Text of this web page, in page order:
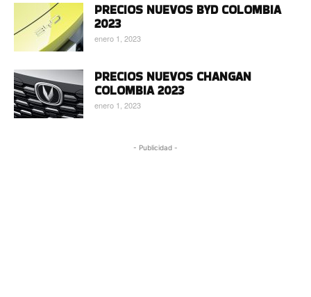
PRECIOS NUEVOS BYD COLOMBIA
2023
enero 1, 2023
PRECIOS NUEVOS CHANGAN
COLOMBIA 2023
enero 1, 2023
- Publicidad -